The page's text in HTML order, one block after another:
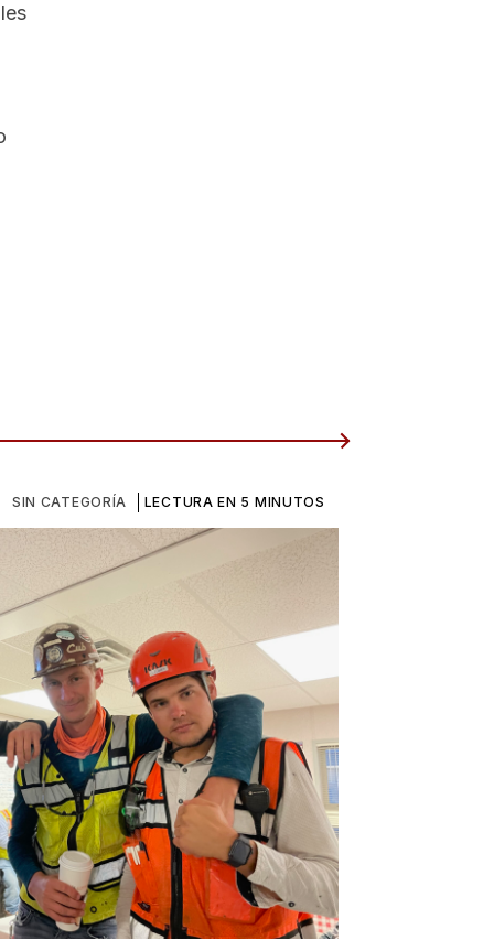
SIN CATEGORÍA LECTURA EN 5 MINUTOS